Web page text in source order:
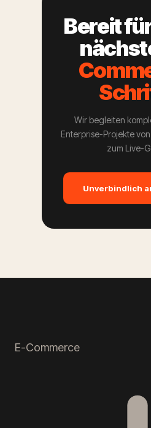
Bereit
Wir begleiten
Enterprise-Projekte
zum Live-
Unverbindlich
E-Commerce